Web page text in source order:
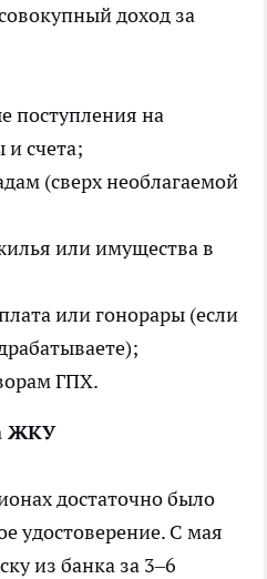
доход за
поступления на
и счета;
(сверх необлагаемой
или имущества в
или гонорары (если
ГПХ.
ЖКУ
достаточно было
удостоверение. С мая
из банка за 3–6